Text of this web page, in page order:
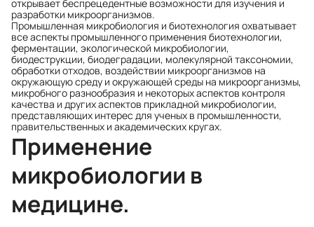
открывает беспрецедентные возможности для изучения и
разработки микроорганизмов.
Промышленная микробиология и биотехнология охватывает
все аспекты промышленного применения биотехнологии,
ферментации, экологической микробиологии,
биодеструкции, биодеградации, молекулярной таксономии,
обработки отходов, воздействии микроорганизмов на
окружающую среду и окружающей среды на микроорганизмы,
микробного разнообразия и некоторых аспектов контроля
качества и других аспектов прикладной микробиологии,
представляющих интерес для ученых в промышленности,
правительственных и академических кругах.
Применение
микробиологии в
медицине.